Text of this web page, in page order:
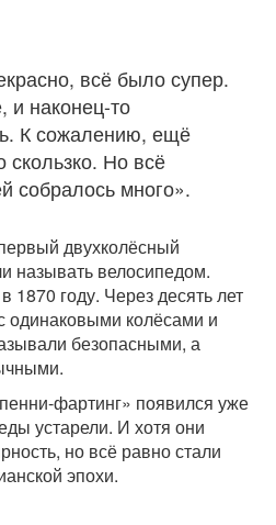
всё было супер.
и наконец-то
К сожалению, ещё
Но всё
собралось много».
двухколёсный
называть велосипедом.
1870 году. Через десять лет
одинаковыми колёсами и
безопасными, а
фартинг» появился уже
устарели. И хотя они
но всё равно стали
эпохи.